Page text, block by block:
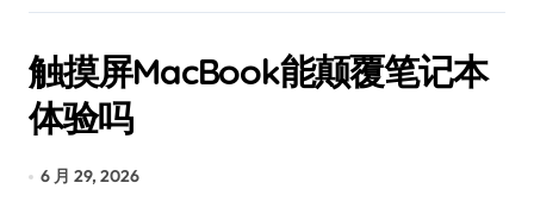
触摸屏MacBook能颠覆笔记本
体验吗
6 月 29, 2026